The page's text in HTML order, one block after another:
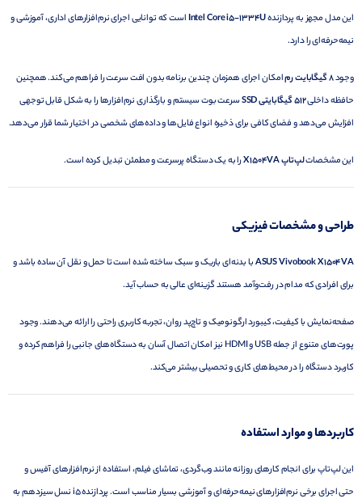
این مدل مجهز به پردازندهIntel Core i5-1334Uاست که توانایی اجرای نرم‌افزارهای اداری، آموزشی و
نیمه‌حرفه‌ای را دارد.
وجود8 گیگابایت رم
امکان اجرای همزمان چندین برنامه بدون افت سرعت را فراهم می‌کند. همچنین
حافظه داخلی512 گیگابایتی SSD
سرعت بوت سیستم و بارگذاری نرم‌افزارها را به شکل قابل توجهی
افزایش می‌دهد و فضای کافی برای ذخیره انواع فایل‌ها و داده‌های شخصی در اختیار شما قرار می‌دهد.
این مشخصاتلپ‌تاپ X1504VA را به یک دستگاه پرسرعت و مطمئن تبدیل کرده است.
طراحی و مشخصات فیزیکی
ASUS Vivobook X1504VAبا بدنه‌ای باریک و سبک ساخته شده است تا حمل و نقل آن ساده باشد و
برای افرادی که مدام در رفت‌وآمد هستند گزینه‌ای عالی به حساب آید.
صفحه‌نمایش با کیفیت، کیبورد ارگونومیک و تاچ‌پد روان، تجربه کاربری راحتی را ارائه می‌دهند. وجود
پورت‌های متنوع از جمله USB و HDMI نیز امکان اتصال آسان به دستگاه‌های جانبی را فراهم کرده و
کاربرد دستگاه را در محیط‌های کاری و تحصیلی بیشتر می‌کند.
کاربردها و موارد استفاده
این لپ‌تاپ برای انجام کارهای روزانه مانند وب‌گردی، تماشای فیلم، استفاده از نرم‌افزارهای آفیس و
حتی اجرای برخی نرم‌افزارهای نیمه‌حرفه‌ای و آموزشی بسیار مناسب است. پردازنده i5 نسل سیزدهم به